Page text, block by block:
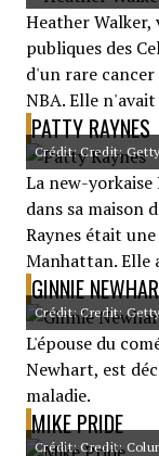
Heather
publiques des
d'un rare
NBA. Elle n'avait
PATTY RAYNES
Crédit: Credit:
La new-
dans sa maison
Raynes était
Manhattan. Elle
GINNIE
Crédit: Credit:
L'épouse du
Newhart, est
maladie.
MIKE PRIDE
Crédit: Credit: